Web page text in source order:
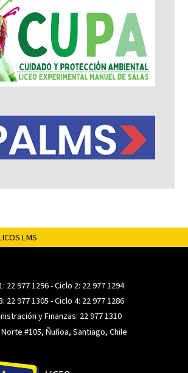
LMS
22 977 1296- Ciclo 2: 22 977 1294
22 977 1305 - Ciclo 4: 22 977 1286
y Finanzas: 22 977 1310
#105, Ñuñoa, Santiago, Chile